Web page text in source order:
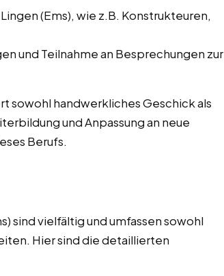
(Ems), wie z.B. Konstrukteuren,
und Teilnahme an Besprechungen zur
sowohl handwerkliches Geschick als
und Anpassung an neue
Berufs.
sind vielfältig und umfassen sowohl
Hier sind die detaillierten